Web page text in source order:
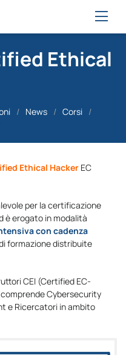
Ethical
/ News / Corsi /
Ethical Hacker EC
per la certificazione
è erogato in modalità
con cadenza
formazione distribuite
CEI (Certified EC-
Cybersecurity
e Ricercatori in ambito